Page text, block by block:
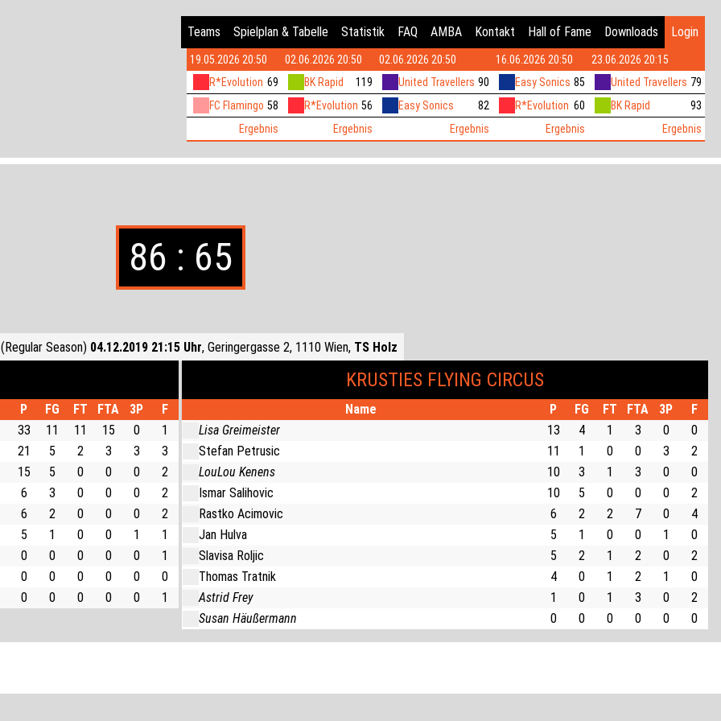
Teams
Spielplan & Tabelle Statistik FAQ AMBA Kontakt Hall of Fame Downloads Login
19.05.2026 20:50
R*Evolution 69
FC Flamingo 58
Ergebnis
02.06.2026 20:50
BK Rapid
119
R*Evolution 56
Ergebnis
02.06.2026 20:50
United Travellers 90
Easy Sonics
82
Ergebnis
16.06.2026 20:50
Easy Sonics 85
R*Evolution 60
Ergebnis
23.06.2026 20:15
United Travellers 79
BK Rapid
93
Ergebnis
86 : 65
Season) 04.12.2019 21:15 Uhr, Geringergasse 2, 1110 Wien, TS Holz
P FG FT FTA 3P
F
33 11 11 15 0
1
21 5 2 3 3
3
15 5 0 0 0
2
6 3 0 0 0
2
6 2 0 0 0
2
5 1 0 0 1
1
0 0 0 0 0
1
0 0 0 0 0
0
0 0 0 0 0 1
KRUSTIES FLYING CIRCUS
Name P FG FT FTA 3P
F
Lisa Greimeister
13 4 1 3 0
0
Stefan Petrusic
11 1 0 0 3
2
LouLou Kenens
10 3 1 3 0
0
Ismar Salihovic
10 5 0 0 0
2
Rastko Acimovic
6 2 2 7 0
4
Jan Hulva
5 1 0 0 1
0
Slavisa Roljic
5 2 1 2 0
2
Thomas Tratnik
4 0 1 2 1
0
Astrid Frey
1 0 1 3 0
2
Susan Häußermann
0 0 0 0 0 0